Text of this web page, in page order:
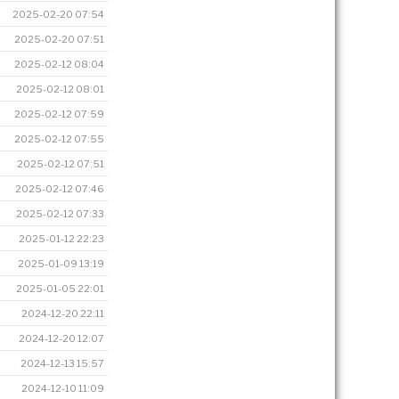
2025-02-20 07:54
2025-02-20 07:51
2025-02-12 08:04
2025-02-12 08:01
2025-02-12 07:59
2025-02-12 07:55
2025-02-12 07:51
2025-02-12 07:46
2025-02-12 07:33
2025-01-12 22:23
2025-01-09 13:19
2025-01-05 22:01
2024-12-20 22:11
2024-12-20 12:07
2024-12-13 15:57
2024-12-10 11:09